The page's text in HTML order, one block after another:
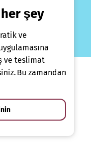
şey
ve
ve teslimat
Bu zamandan